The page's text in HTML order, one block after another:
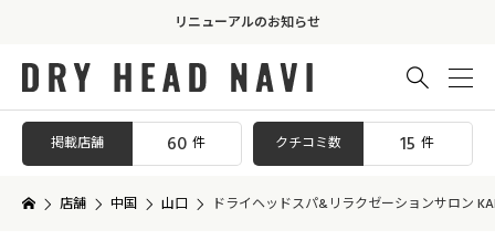
リニューアルのお知らせ

掲載店舗 60 件 クチコミ数 15 件
店舗 中国 山口 ドライヘッドスパ&リラクゼーションサロン